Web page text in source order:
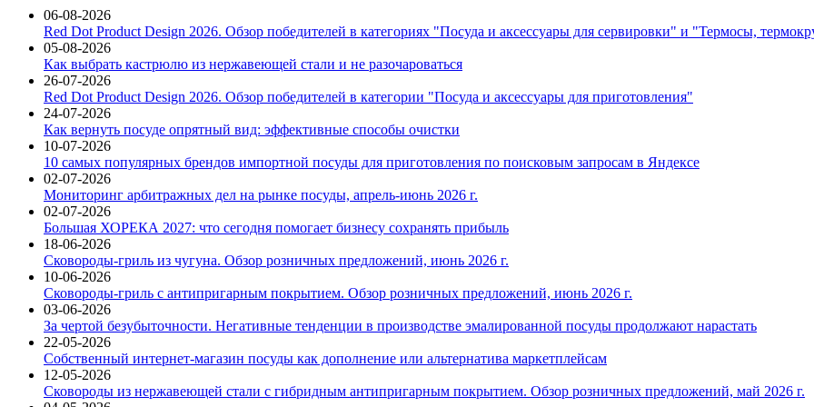
06-08-2026
Red Dot Product Design 2026. Обзор победителей в категориях "Посуда и аксессуары для сервировки" и "Термосы,
05-08-2026
Как выбрать кастрюлю из нержавеющей стали и не разочароваться
26-07-2026
Red Dot Product Design 2026. Обзор победителей в категории "Посуда и аксессуары для приготовления"
24-07-2026
Как вернуть посуде опрятный вид: эффективные способы очистки
10-07-2026
10 самых популярных брендов импортной посуды для приготовления по поисковым запросам в Яндексе
02-07-2026
Мониторинг арбитражных дел на рынке посуды, апрель-июнь 2026 г.
02-07-2026
Большая ХОРЕКА 2027: что сегодня помогает бизнесу сохранять прибыль
18-06-2026
Сковороды-гриль из чугуна. Обзор розничных предложений, июнь 2026 г.
10-06-2026
Сковороды-гриль с антипригарным покрытием. Обзор розничных предложений, июнь 2026 г.
03-06-2026
За чертой безубыточности. Негативные тенденции в производстве эмалированной посуды продолжают нарастать
22-05-2026
Собственный интернет-магазин посуды как дополнение или альтернатива маркетплейсам
12-05-2026
Сковороды из нержавеющей стали с гибридным антипригарным покрытием. Обзор розничных предложений, май 2026 г.